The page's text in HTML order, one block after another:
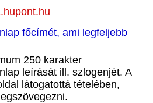
főcímét, ami legfeljebb
250 karakter
leírását ill. szlogenjét. A
látogatottá tételében,